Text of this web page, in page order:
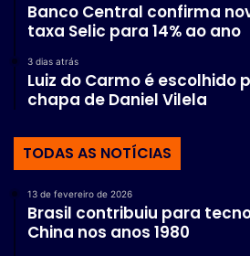
Banco Central confirma
taxa Selic para 14% ao ano
3 dias atrás
Luiz do Carmo é escolhido
chapa de Daniel Vilela
TODAS AS NOTÍCIAS
13 de fevereiro de 2026
Brasil contribuiu para
China nos anos 1980